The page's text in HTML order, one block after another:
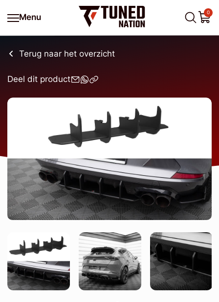
Menu
0
Terug naar het overzicht
Deel dit product